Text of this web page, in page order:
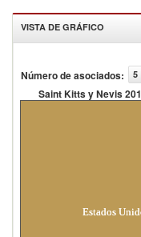
VISTA DE GRÁFICO
Número de asociados: 5
Saint Kitts y Nevis
Estados